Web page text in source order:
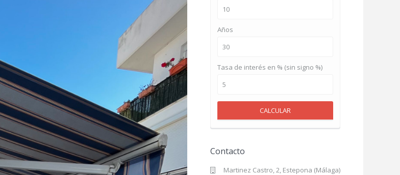
Años
Tasa de interés en % (sin signo %)
CALCULAR
Contacto
Martinez Castro, 2, Estepona (Málaga)